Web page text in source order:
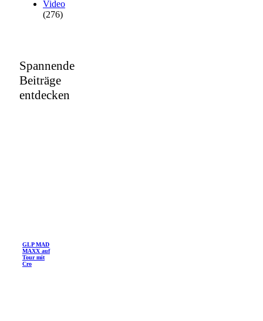
Video
(276)
Spannende
Beiträge
entdecken
GLP MAD
MAXX auf
Tour mit
Cro